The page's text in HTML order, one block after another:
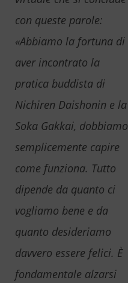
con queste parole:
«Abbiamo la fortuna di
aver incontrato la
pratica buddista di
Nichiren Daishonin e la
Soka Gakkai, dobbiamo
semplicemente capire
come funziona. Tutto
dipende da quanto ci
vogliamo bene e da
quanto desideriamo
davvero essere felici. È
fondamentale alzarsi